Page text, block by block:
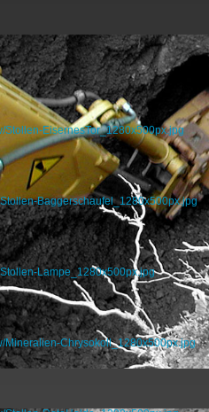
EisernesTor_1280x500px.jpg
Baggerschaufel_1280x500px.jpg
Lampe_1280x500px.jpg
Mineralien-Chrysokoll_1280x500px.jpg